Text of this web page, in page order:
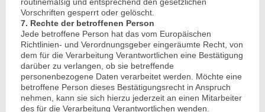
Vorschriften gesperrt oder gelöscht.
7. Rechte der betroffenen Person
Jede betroffene Person hat das vom Europäischen
Richtlinien- und Verordnungsgeber eingeräumte Recht, von
dem für die Verarbeitung Verantwortlichen eine Bestätigung
darüber zu verlangen, ob sie betreffende
personenbezogene Daten verarbeitet werden. Möchte eine
betroffene Person dieses Bestätigungsrecht in Anspruch
nehmen, kann sie sich hierzu jederzeit an einen Mitarbeiter
des für die Verarbeitung Verantwortlichen wenden.